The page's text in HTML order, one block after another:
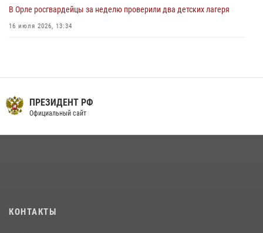
В Орле росгвардейцы за неделю проверили два детских лагеря
16 июля 2026, 13:34
13 июля 2026, 14:29
Сотрудники Росгвардии пресекли дебош в орловском кафе
30 июля 2026, 14:27
15 июля 2026, 14:49
ПРЕЗИДЕНТ РФ
Официальный сайт
КОНТАКТЫ